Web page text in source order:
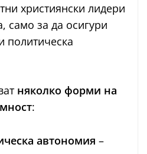
християнски лидери
само за да осигури
политическа
няколко форми на
:
автономия –